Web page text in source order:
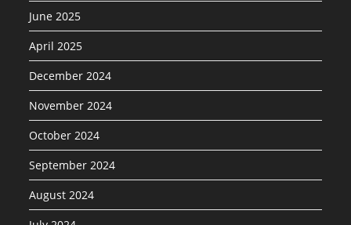
June 2025
April 2025
December 2024
November 2024
October 2024
September 2024
August 2024